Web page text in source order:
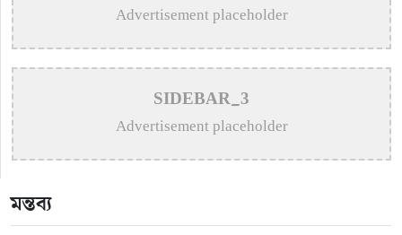
>
Aviator – O Guia Essencial para Jogar e Vencer na
Crash-Game
>
Olimp Casino
>1win официальный сайт букмекера — Обзор и
>1win официальный сайт букмекера — Обзор и
Advertisement placeholder
SIDEBAR_3
Advertisement placeholder
মন্তব্য